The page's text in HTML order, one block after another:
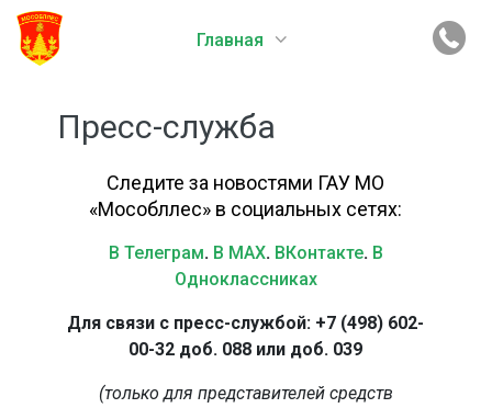
Главная
Пресс-служба
Следите за новостями ГАУ МО
«Мособллес» в социальных сетях:
В Телеграм. В MAX. ВКонтакте. В
Одноклассниках
Для связи с пресс-службой: +7 (498) 602-
00-32 доб. 088 или доб. 039
(только для представителей средств